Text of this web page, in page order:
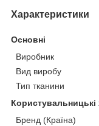
Характеристики
Основні
Виробник
Вид виробу
Тип тканини
Користувальницькі
Бренд (Країна)